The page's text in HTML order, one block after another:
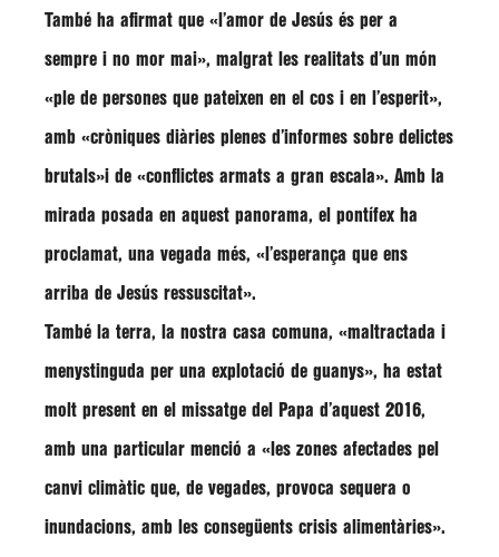
També ha afirmat que «l’amor de Jesús és per a
sempre i no mor mai», malgrat les realitats d’un món
«ple de persones que pateixen en el cos i en l’esperit»,
amb «cròniques diàries plenes d’informes sobre delictes
brutals»i de «conflictes armats a gran escala». Amb la
mirada posada en aquest panorama, el pontífex ha
proclamat, una vegada més, «l’esperança que ens
arriba de Jesús ressuscitat».
També la terra, la nostra casa comuna, «maltractada i
menystinguda per una explotació de guanys», ha estat
molt present en el missatge del Papa d’aquest 2016,
amb una particular menció a «les zones afectades pel
canvi climàtic que, de vegades, provoca sequera o
inundacions, amb les consegüents crisis alimentàries».